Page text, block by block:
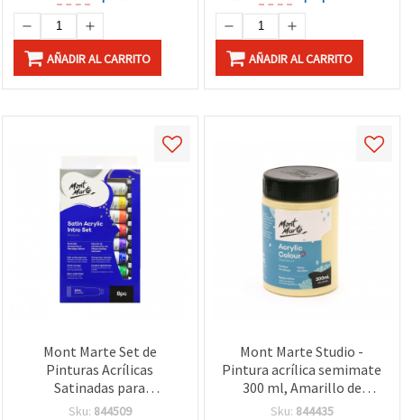
AÑADIR AL CARRITO AÑADIR AL CARRITO
Mont Marte Set de
Pinturas Acrílicas
Satinadas para
Manualidades - 8 Colores x
Sku: 844509
Mont Marte Studio -
Pintura acrílica semimate
300 ml, Amarillo de
Nápoles para
Sku: 844435